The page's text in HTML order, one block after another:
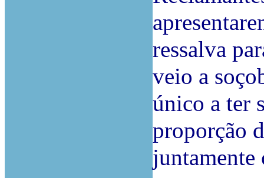
ressalva
veio a
único a ter
proporção
juntamente